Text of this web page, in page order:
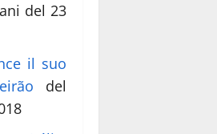
del 23
il suo
del